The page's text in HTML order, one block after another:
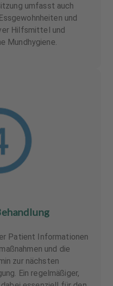
umfasst auch
und
Hilfsmittel und
Mundhygiene.
Patient Informationen
und die
zur nächsten
Ein regelmäßiger,